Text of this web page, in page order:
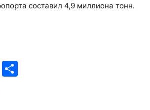
составил 4,9 миллиона тонн.
O